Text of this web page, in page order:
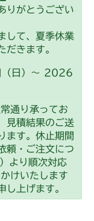
りがとうござい
して、夏季休業
だきます。
（日）～ 2026
通り承ってお
見積結果のご送
ます。休止期間
頼・ご注文につ
より順次対応
けいたします
し上げます。